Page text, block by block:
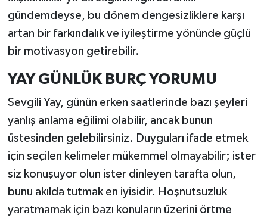
gündemdeyse, bu dönem dengesizliklere karşı
artan bir farkındalık ve iyileştirme yönünde güçlü
bir motivasyon getirebilir.
YAY GÜNLÜK BURÇ YORUMU
Sevgili Yay, günün erken saatlerinde bazı şeyleri
yanlış anlama eğilimi olabilir, ancak bunun
üstesinden gelebilirsiniz. Duyguları ifade etmek
için seçilen kelimeler mükemmel olmayabilir; ister
siz konuşuyor olun ister dinleyen tarafta olun,
bunu akılda tutmak en iyisidir. Hoşnutsuzluk
yaratmamak için bazı konuların üzerini örtme